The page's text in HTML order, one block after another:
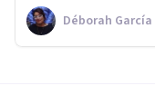
Déborah